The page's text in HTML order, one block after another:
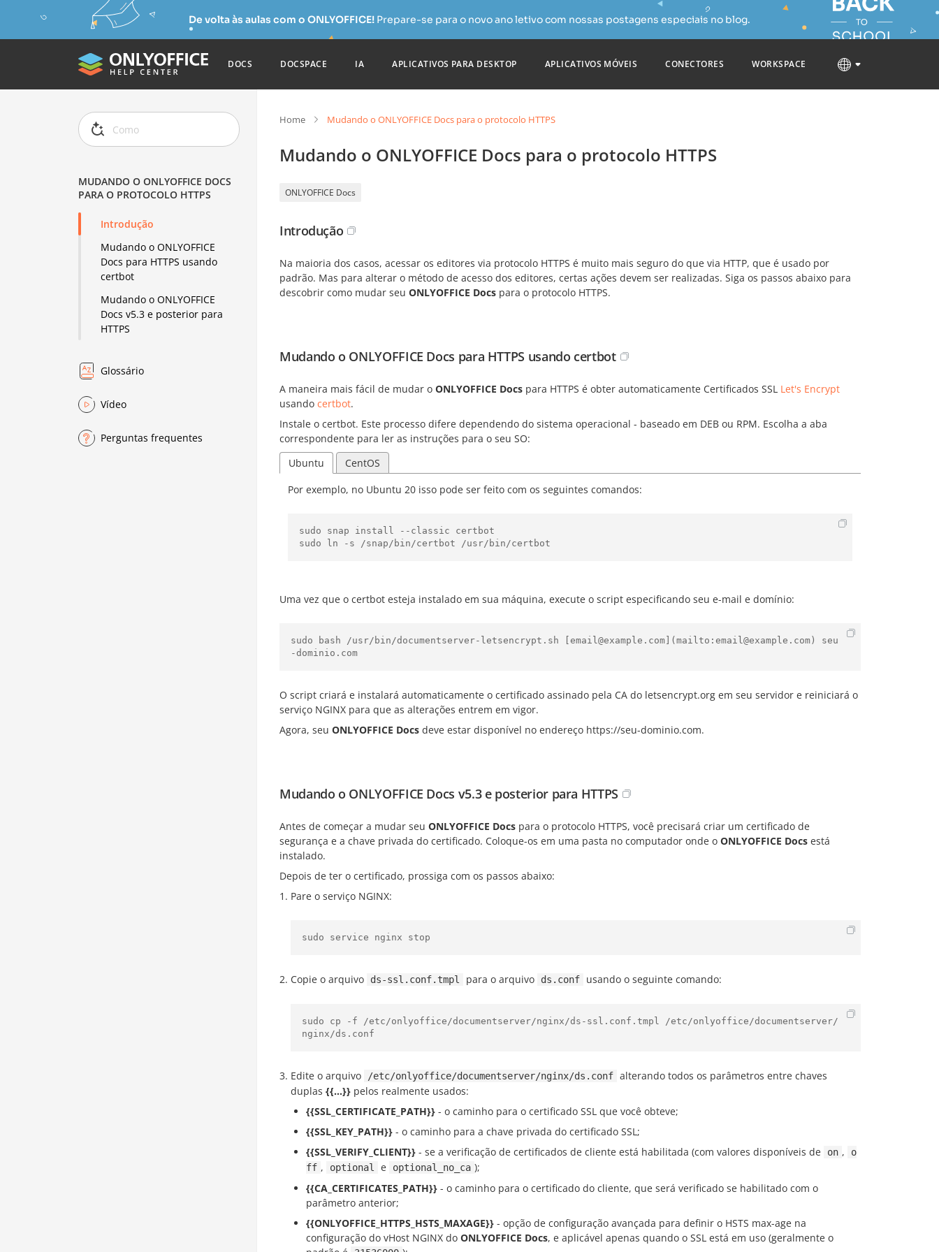
De volta às aulas com o ONLYOFFICE! Prepare-se para o novo ano letivo com nossas postagens especiais no blog.
DOCS DOCSPACE IA APLICATIVOS PARA DESKTOP APLICATIVOS MÓVEIS CONECTORES WORKSPACE
MUDANDO O ONLYOFFICE DOCS
PARA O PROTOCOLO HTTPS
Introdução
Mudando o ONLYOFFICE
Docs para HTTPS usando
certbot
Mudando o ONLYOFFICE
Docs v5.3 e posterior para
HTTPS
Glossário
Vídeo
Perguntas frequentes
Home Mudando o ONLYOFFICE Docs para o protocolo HTTPS
Mudando o ONLYOFFICE Docs para o protocolo HTTPS
ONLYOFFICE Docs
Introdução
Na maioria dos casos, acessar os editores via protocolo HTTPS é muito mais seguro do que via HTTP, que é usado por
padrão. Mas para alterar o método de acesso dos editores, certas ações devem ser realizadas. Siga os passos abaixo para
descobrir como mudar seu ONLYOFFICE Docs para o protocolo HTTPS.
Mudando o ONLYOFFICE Docs para HTTPS usando certbot
A maneira mais fácil de mudar o ONLYOFFICE Docs para HTTPS é obter automaticamente Certificados SSL Let's Encrypt
usando certbot.
Instale o certbot. Este processo difere dependendo do sistema operacional - baseado em DEB ou RPM. Escolha a aba
correspondente para ler as instruções para o seu SO:
Ubuntu
CentOS
Por exemplo, no Ubuntu 20 isso pode ser feito com os seguintes comandos:
sudo snap install --classic certbot
Uma vez que o certbot esteja instalado em sua máquina, execute o script especificando seu e-mail e domínio:
sudo bash /usr/bin/documentserver-letsencrypt.sh [email@example.com](mailto:email@example.com) seu
O script criará e instalará automaticamente o certificado assinado pela CA do letsencrypt.org em seu servidor e reiniciará o
serviço NGINX para que as alterações entrem em vigor.
Agora, seu ONLYOFFICE Docs deve estar disponível no endereço https://seu-dominio.com.
Mudando o ONLYOFFICE Docs v5.3 e posterior para HTTPS
Antes de começar a mudar seu ONLYOFFICE Docs para o protocolo HTTPS, você precisará criar um certificado de
segurança e a chave privada do certificado. Coloque-os em uma pasta no computador onde o ONLYOFFICE Docs está
instalado.
Depois de ter o certificado, prossiga com os passos abaixo:
Pare o serviço NGINX:
Copie o arquivo ds-ssl.conf.tmpl para o arquivo ds.conf usando o seguinte comando:
sudo cp -f /etc/onlyoffice/documentserver/nginx/ds-ssl.conf.tmpl /etc/onlyoffice/documentserver/
Edite o arquivo /etc/onlyoffice/documentserver/nginx/ds.conf alterando todos os parâmetros entre chaves
duplas {{...}} pelos realmente usados:
{{SSL_CERTIFICATE_PATH}} - o caminho para o certificado SSL que você obteve;
{{SSL_KEY_PATH}} - o caminho para a chave privada do certificado SSL;
{{SSL_VERIFY_CLIENT}} - se a verificação de certificados de cliente está habilitada (com valores disponíveis de on ,
o
ff , optional e optional_no_ca );
{{CA_CERTIFICATES_PATH}} - o caminho para o certificado do cliente, que será verificado se habilitado com o
parâmetro anterior;
{{ONLYOFFICE_HTTPS_HSTS_MAXAGE}} - opção de configuração avançada para definir o HSTS max-age na
configuração do vHost NGINX do ONLYOFFICE Docs, e aplicável apenas quando o SSL está em uso (geralmente o